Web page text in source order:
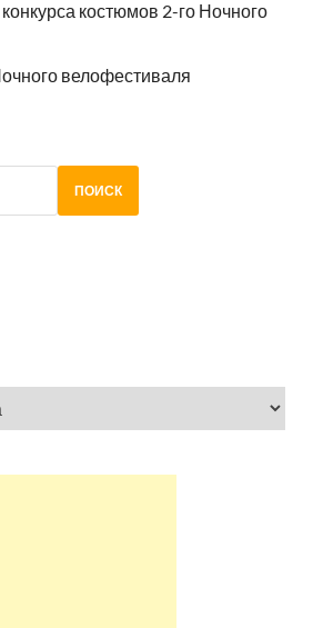
костюмов 2-го Ночного
велофестиваля
ПОИСК